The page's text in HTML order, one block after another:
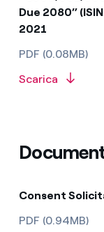
Due 2080”
2021
PDF (0.08MB)
Scarica
Consent
PDF (0.94MB)